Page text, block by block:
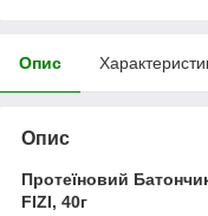
Опис
Опис
Протеїновий
FIZI, 40г